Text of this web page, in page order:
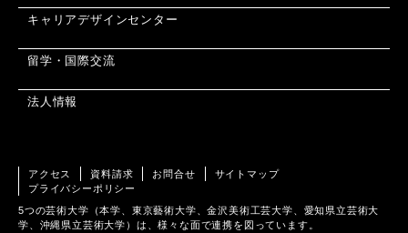
キャリアデザインセンター
留学・国際交流
法人情報
アクセス 資料請求 お問合せ
サイトマップ
プライバシーポリシー
5つの芸術大学（本学、東京藝術大学、金沢美術工芸大学、愛知県立芸術大
学、沖縄県立芸術大学）は、様々な面で連携を図っています。